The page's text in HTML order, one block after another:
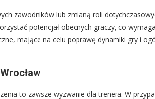
zawodników lub zmianą roli
potencjał obecnych graczy, co
mające na celu poprawę dynamiki gry i
to zawsze wyzwanie dla trenera. W